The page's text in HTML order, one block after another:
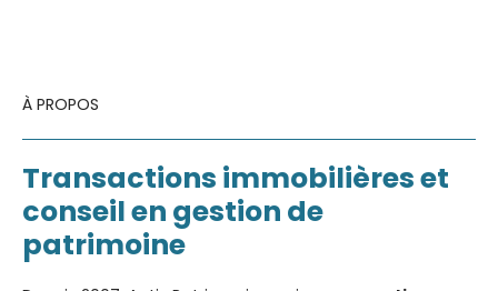
À PROPOS
Transactions immobilières et
conseil en gestion de
patrimoine